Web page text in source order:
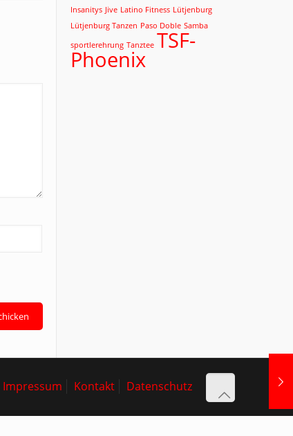
Insanitys Jive Latino Fitness Lütjenburg
Lütjenburg Tanzen Paso Doble Samba
sportlerehrung Tanztee TSF-
Phoenix
Impressum Kontakt Datenschutz